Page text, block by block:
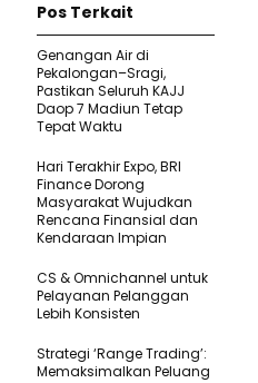
Pos Terkait
Genangan Air di
Pekalongan–Sragi,
Pastikan Seluruh KAJJ
Daop 7 Madiun Tetap
Tepat Waktu
Hari Terakhir Expo, BRI
Finance Dorong
Masyarakat Wujudkan
Rencana Finansial dan
Kendaraan Impian
CS & Omnichannel untuk
Pelayanan Pelanggan
Lebih Konsisten
Strategi ‘Range Trading’:
Memaksimalkan Peluang